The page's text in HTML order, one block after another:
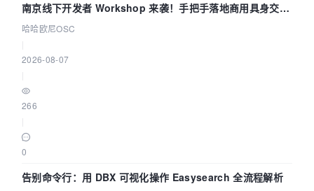
南京线下开发者 Workshop 来袭！手把手落地商用具身交互
智能 Agent 应用
哈哈欧尼OSC
2026-08-07
266
0
告别命令行：用 DBX 可视化操作 Easysearch 全流程解析